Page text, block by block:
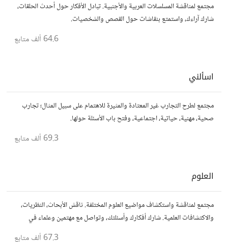
مجتمع لمناقشة المسلسلات العربية والأجنبية. تبادل الأفكار حول أحدث الحلقات،
شارك آراءك، واستمتع بنقاشات حول القصص والشخصيات.
64.6 ألف متابع
اسألني
مجتمع لطرح التجارب غير المعتادة والمثيرة للاهتمام على سبيل المثال؛ تجارب
صحية، مهنية، حياتية، اجتماعية، وفتح باب الأسئلة حولها.
69.3 ألف متابع
العلوم
مجتمع لمناقشة واستكشاف مواضيع العلوم المختلفة. ناقش الأبحاث، النظريات،
والاكتشافات العلمية. شارك أفكارك وأسئلتك، وتواصل مع مهتمين وعلماء في
67.3 ألف متابع